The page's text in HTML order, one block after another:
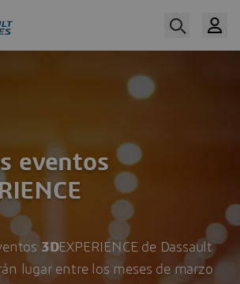
eventos
3DEXPERIENCE de Dassault
lugar entre los meses de marzo